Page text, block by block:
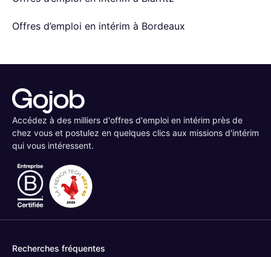
Offres d’emploi en intérim à Bordeaux
Accédez à des milliers d'offres d'emploi en intérim près de
chez vous et postulez en quelques clics aux missions d'intérim
qui vous intéressent.
Recherches fréquentes